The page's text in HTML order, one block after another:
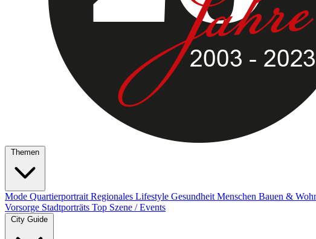
Themen
Mode Quartierportrait Regionales Lifestyle Gesundheit Menschen Bauen &
Vorsorge Stadtporträts Top Szene / Events
City Guide